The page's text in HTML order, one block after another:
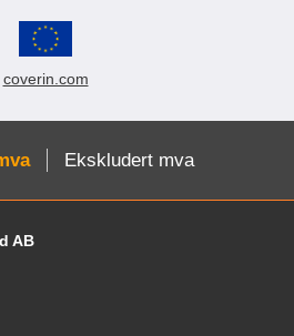
coverin.com
Ekskludert mva
informasjon og
AB